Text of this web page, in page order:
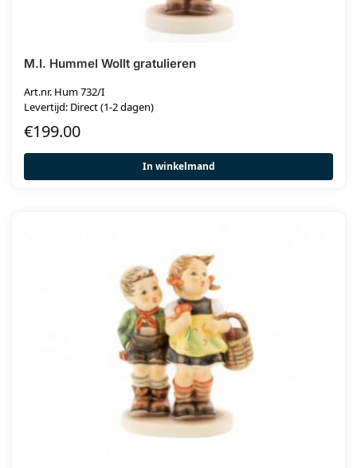
M.I. Hummel Wollt gratulieren
Art.nr. Hum 732/I
Levertijd: Direct (1-2 dagen)
€199.00
In winkelmand